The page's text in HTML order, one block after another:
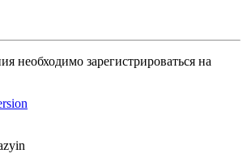
необходимо зарегистрироваться на